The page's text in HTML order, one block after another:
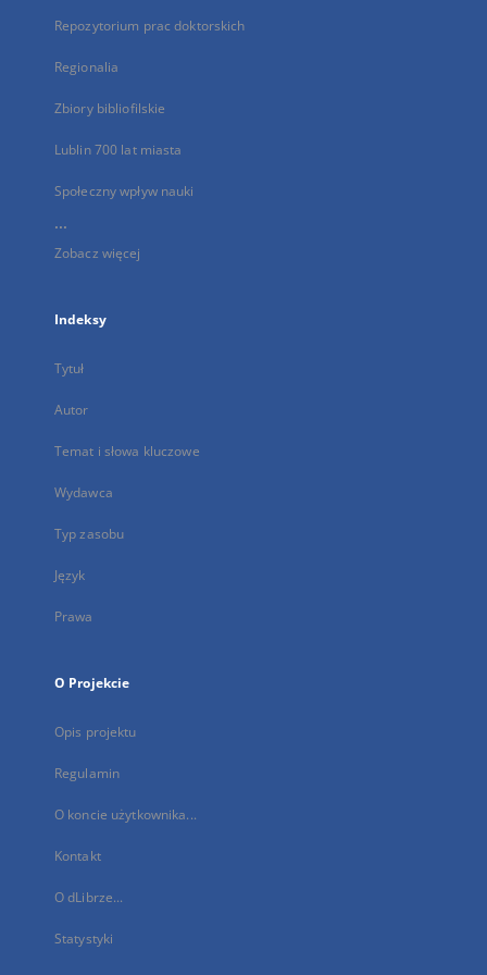
Repozytorium prac doktorskich
Regionalia
Zbiory bibliofilskie
Lublin 700 lat miasta
Społeczny wpływ nauki
...
Zobacz więcej
Indeksy
Tytuł
Autor
Temat i słowa kluczowe
Wydawca
Typ zasobu
Język
Prawa
O Projekcie
Opis projektu
Regulamin
O koncie użytkownika...
Kontakt
O dLibrze...
Statystyki